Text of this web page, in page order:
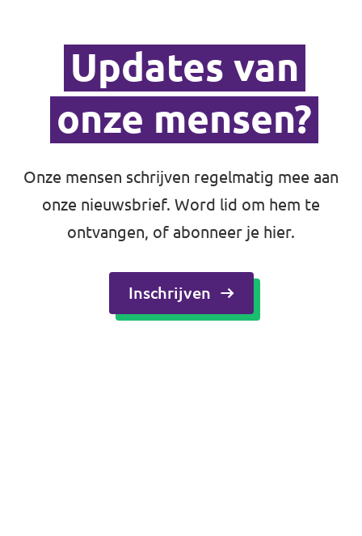
Updates van
onze mensen?
Onze mensen schrijven regelmatig mee aan
onze nieuwsbrief. Word lid om hem te
ontvangen, of abonneer je hier.
Inschrijven